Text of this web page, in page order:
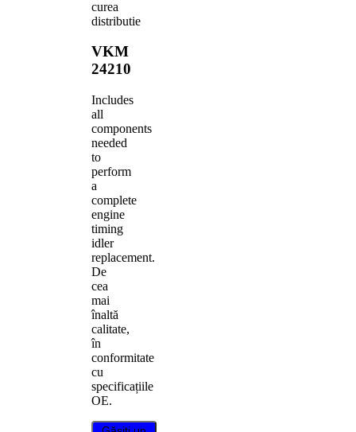
curea
distributie
VKM
24210
Includes
all
components
needed
to
perform
a
complete
engine
timing
idler
replacement.
De
cea
mai
înaltă
calitate,
în
conformitate
cu
specificațiile
OE.